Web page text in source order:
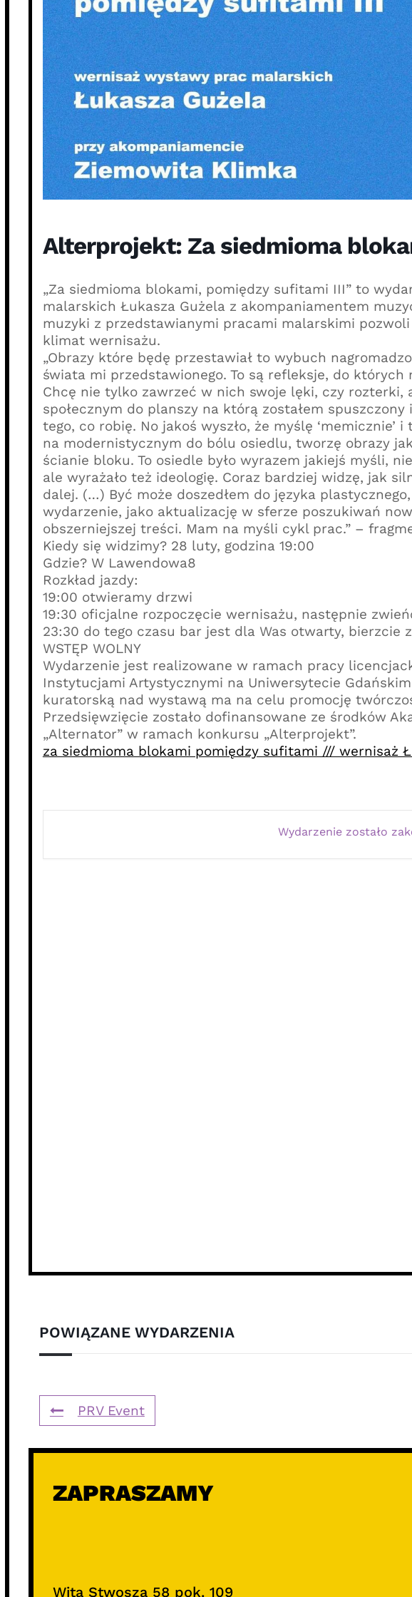
Alterprojekt: Za siedmioma
„Za siedmioma blokami, pomiędzy sufitami III” to
malarskich Łukasza Gużela z akompaniamentem
muzyki z przedstawianymi pracami malarskimi
klimat wernisażu.
„Obrazy które będę przestawiał to wybuch
świata mi przedstawionego. To są refleksje, do
Chcę nie tylko zawrzeć w nich swoje lęki, czy
społecznym do planszy na którą zostałem
tego, co robię. No jakoś wyszło, że myślę
na modernistycznym do bólu osiedlu, tworzę obrazy
ścianie bloku. To osiedle było wyrazem jakiejś myśli,
ale wyrażało też ideologię. Coraz bardziej widzę, jak
dalej. (…) Być może doszedłem do języka
wydarzenie, jako aktualizację w sferze poszukiwań
obszerniejszej treści. Mam na myśli cykl prac.” –
Kiedy się widzimy? 28 luty, godzina 19:00
Gdzie? W Lawendowa8
Rozkład jazdy:
19:00 otwieramy drzwi
19:30 oficjalne rozpoczęcie wernisażu, następnie
23:30 do tego czasu bar jest dla Was otwarty, bierzcie
WSTĘP WOLNY
Wydarzenie jest realizowane w ramach pracy
Instytucjami Artystycznymi na Uniwersytecie
kuratorską nad wystawą ma na celu promocję
Przedsięwzięcie zostało dofinansowane ze środków
„Alternator” w ramach konkursu „Alterprojekt”.
za siedmioma blokami pomiędzy sufitami /// wernisaż
Wydarzenie zostało
POWIĄZANE WYDARZENIA
PRV Event
ZAPRASZAMY
Wita Stwosza 58 pok. 109